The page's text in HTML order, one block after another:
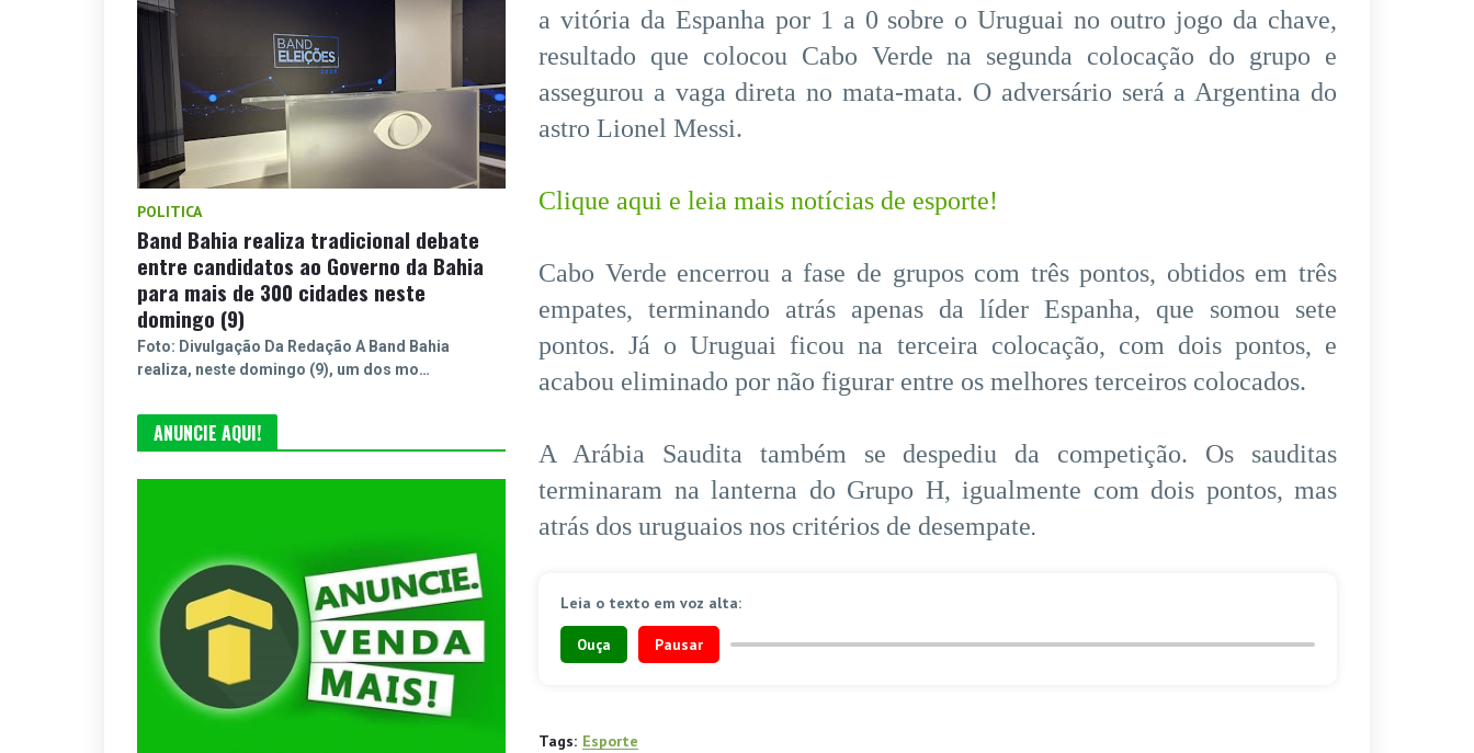
a vitória da Espanha por 1 a 0 sobre o Uruguai no outro jogo da chave,
resultado que colocou Cabo Verde na segunda colocação do grupo e
assegurou a vaga direta no mata-mata. O adversário será a Argentina do
astro Lionel Messi.
Clique aqui e leia mais notícias de esporte!
Cabo Verde encerrou a fase de grupos com três pontos, obtidos em três
empates, terminando atrás apenas da líder Espanha, que somou sete
pontos. Já o Uruguai ficou na terceira colocação, com dois pontos, e
acabou eliminado por não figurar entre os melhores terceiros colocados.
A Arábia Saudita também se despediu da competição. Os sauditas
terminaram na lanterna do Grupo H, igualmente com dois pontos, mas
atrás dos uruguaios nos critérios de desempate.
Leia o texto em voz alta:
Ouça Pausar
Tags: Esporte
POLITICA
Band Bahia realiza tradicional debate
entre candidatos ao Governo da Bahia
para mais de 300 cidades neste
domingo (9)
Foto: Divulgação Da Redação A Band Bahia
realiza, neste domingo (9), um dos mo…
ANUNCIE AQUI!